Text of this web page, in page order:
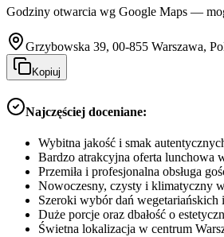
Godziny otwarcia wg Google Maps —
Grzybowska 39, 00-855 Warszawa,
Kopiuj
Najczęściej doceniane:
Wybitna jakość i smak
Bardzo atrakcyjna oferta lunchowa
Przemiła i profesjonalna obsługa
Nowoczesny, czysty i klimatyczny
Szeroki wybór dań wegetariańskich
Duże porcje oraz dbałość o
Świetna lokalizacja w centrum